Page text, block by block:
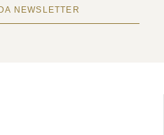
NEWSLETTER